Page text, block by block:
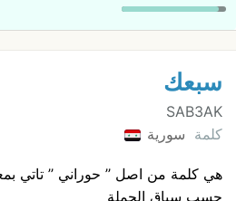
سبعك
SAB3AK
كلمة سورية
هي كلمة من اصل ’’ حوراني ’’ تاتي
حسب سياق الجملة